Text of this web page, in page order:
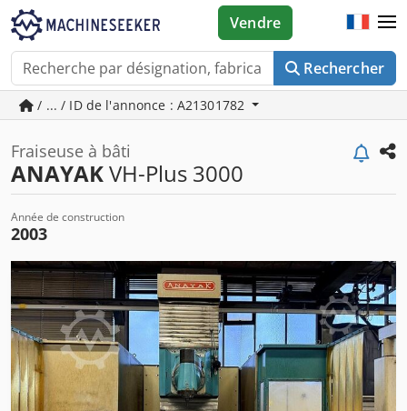
Rechercher
Vendre
/ ... / ID de l'annonce : A21301782
Fraiseuse à bâti
ANAYAKVH-Plus 3000
Année de construction
2003